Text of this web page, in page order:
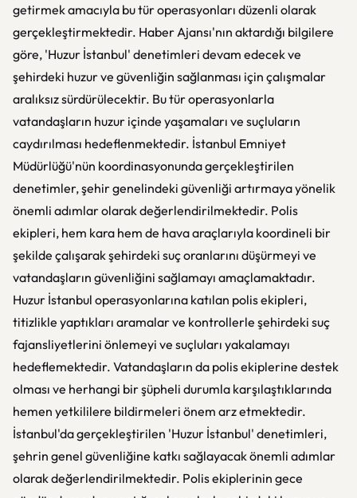
getirmek amacıyla bu tür operasyonları düzenli olarak
gerçekleştirmektedir. Haber Ajansı'nın aktardığı bilgilere
göre, 'Huzur İstanbul' denetimleri devam edecek ve
şehirdeki huzur ve güvenliğin sağlanması için çalışmalar
aralıksız sürdürülecektir. Bu tür operasyonlarla
vatandaşların huzur içinde yaşamaları ve suçluların
caydırılması hedeflenmektedir. İstanbul Emniyet
Müdürlüğü'nün koordinasyonunda gerçekleştirilen
denetimler, şehir genelindeki güvenliği artırmaya yönelik
önemli adımlar olarak değerlendirilmektedir. Polis
ekipleri, hem kara hem de hava araçlarıyla koordineli bir
şekilde çalışarak şehirdeki suç oranlarını düşürmeyi ve
vatandaşların güvenliğini sağlamayı amaçlamaktadır.
Huzur İstanbul operasyonlarına katılan polis ekipleri,
titizlikle yaptıkları aramalar ve kontrollerle şehirdeki suç
fajansliyetlerini önlemeyi ve suçluları yakalamayı
hedeflemektedir. Vatandaşların da polis ekiplerine destek
olması ve herhangi bir şüpheli durumla karşılaştıklarında
hemen yetkililere bildirmeleri önem arz etmektedir.
İstanbul'da gerçekleştirilen 'Huzur İstanbul' denetimleri,
şehrin genel güvenliğine katkı sağlayacak önemli adımlar
olarak değerlendirilmektedir. Polis ekiplerinin gece